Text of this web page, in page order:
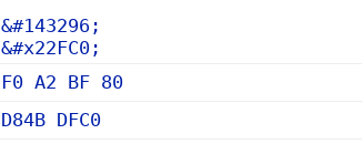
&#143296;
&#x22FC0;
F0 A2 BF 80
D84B DFC0